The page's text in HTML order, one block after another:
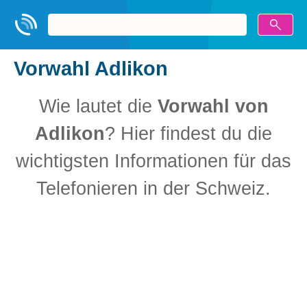
Vorwahl Adlikon
Wie lautet die Vorwahl von
Adlikon? Hier findest du die
wichtigsten Informationen für das
Telefonieren in der Schweiz.